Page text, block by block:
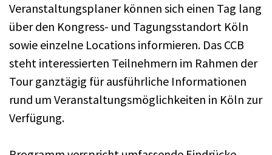
Veranstaltungsplaner können sich einen Tag lang
über den Kongress- und Tagungsstandort Köln
sowie einzelne Locations informieren. Das CCB
steht interessierten Teilnehmern im Rahmen der
Tour ganztägig für ausführliche Informationen
rund um Veranstaltungsmöglichkeiten in Köln zur
Verfügung.